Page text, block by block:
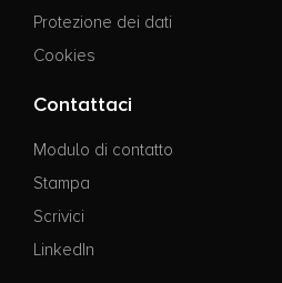
Protezione dei dati
Cookies
Contattaci
Modulo di contatto
Stampa
Scrivici
LinkedIn